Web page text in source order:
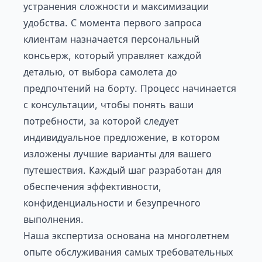
устранения сложности и максимизации
удобства. С момента первого запроса
клиентам назначается персональный
консьерж, который управляет каждой
деталью, от выбора самолета до
предпочтений на борту. Процесс начинается
с консультации, чтобы понять ваши
потребности, за которой следует
индивидуальное предложение, в котором
изложены лучшие варианты для вашего
путешествия. Каждый шаг разработан для
обеспечения эффективности,
конфиденциальности и безупречного
выполнения.
Наша экспертиза основана на многолетнем
опыте обслуживания самых требовательных